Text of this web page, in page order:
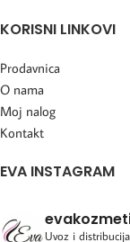
KORISNI LINKOVI
Prodavnica
O nama
Moj nalog
Kontakt
EVA INSTAGRAM
Uvoz i